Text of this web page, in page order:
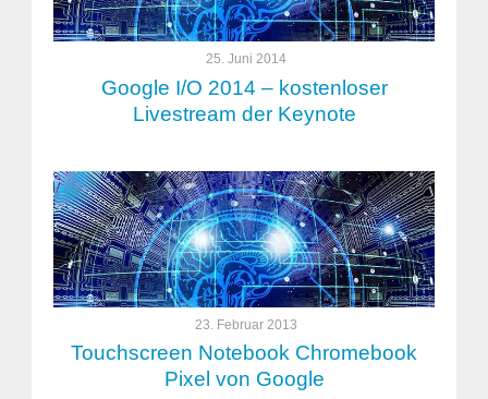
25. Juni 2014
Google I/O 2014 – kostenloser
Livestream der Keynote
23. Februar 2013
Touchscreen Notebook Chromebook
Pixel von Google